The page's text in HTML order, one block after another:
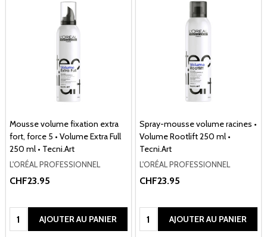
Mousse volume fixation extra
fort, force 5 • Volume Extra Full
250 ml • Tecni.Art
L'ORÉAL PROFESSIONNEL
CHF23.95
Quantité:AJOUTER AU PANIER
Spray-mousse volume racines •
Volume Rootlift 250 ml •
Tecni.Art
L'ORÉAL PROFESSIONNEL
CHF23.95
Quantité:AJOUTER AU PANIER